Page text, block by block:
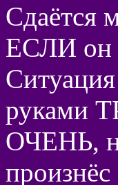
ЕСЛИ он
руками
ОЧЕНЬ,